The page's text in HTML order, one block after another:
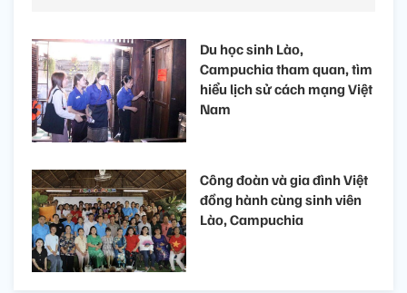
Du học sinh Lào,
Campuchia tham quan, tìm
hiểu lịch sử cách mạng Việt
Nam
Công đoàn và gia đình Việt
đồng hành cùng sinh viên
Lào, Campuchia